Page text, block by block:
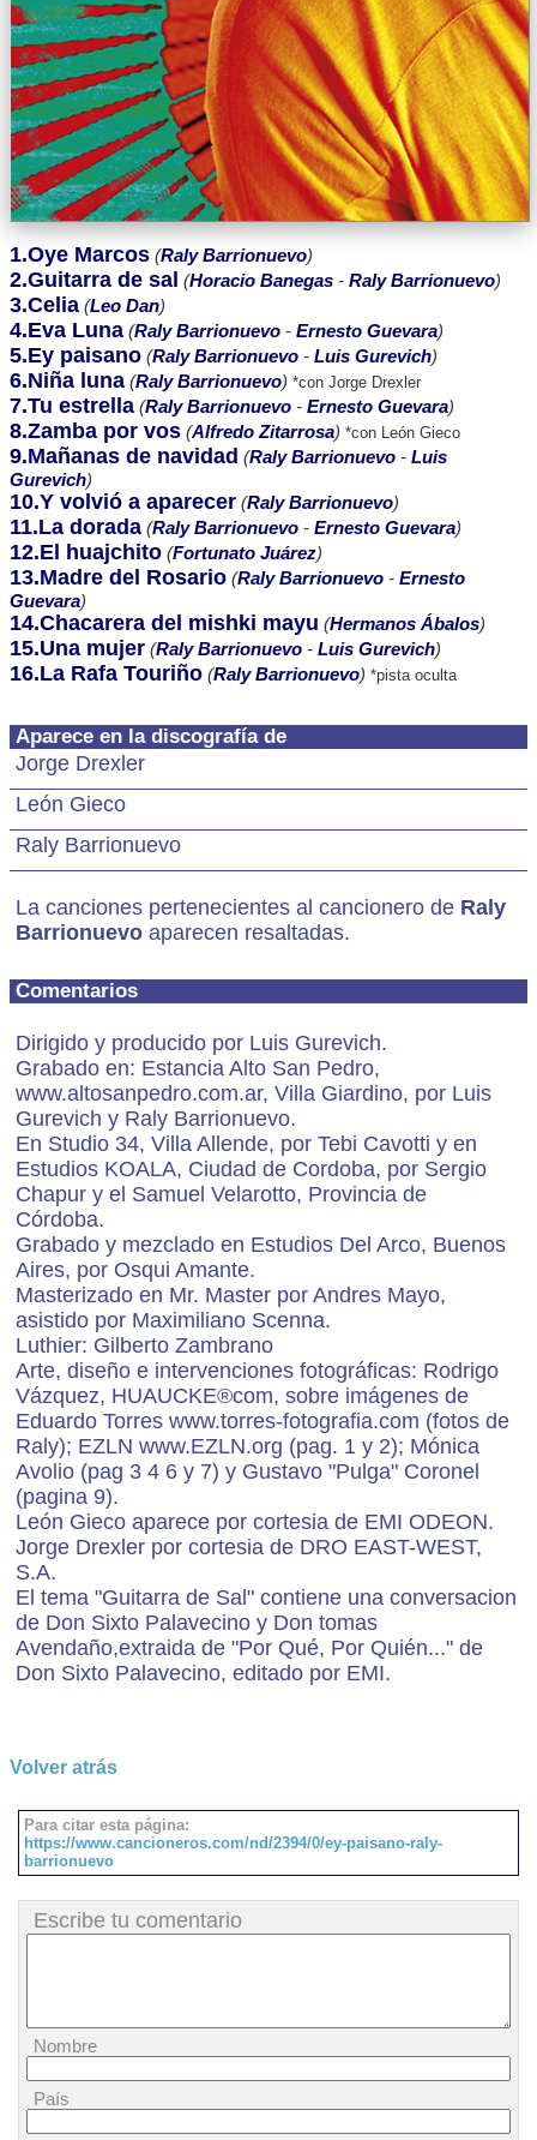
Aparece en la discografía de
Jorge Drexler
León Gieco
Raly Barrionuevo
La canciones pertenecientes al cancionero de Raly
Barrionuevo aparecen resaltadas.
Comentarios
Dirigido y producido por Luis Gurevich.
Grabado en: Estancia Alto San Pedro,
www.altosanpedro.com.ar, Villa Giardino, por Luis
Gurevich y Raly Barrionuevo.
En Studio 34, Villa Allende, por Tebi Cavotti y en
Estudios KOALA, Ciudad de Cordoba, por Sergio
Chapur y el Samuel Velarotto, Provincia de
Córdoba.
Grabado y mezclado en Estudios Del Arco, Buenos
Aires, por Osqui Amante.
Masterizado en Mr. Master por Andres Mayo,
asistido por Maximiliano Scenna.
Luthier: Gilberto Zambrano
Arte, diseño e intervenciones fotográficas: Rodrigo
Vázquez, HUAUCKE®com, sobre imágenes de
Eduardo Torres www.torres-fotografia.com (fotos de
Raly); EZLN www.EZLN.org (pag. 1 y 2); Mónica
Avolio (pag 3 4 6 y 7) y Gustavo "Pulga" Coronel
(pagina 9).
León Gieco aparece por cortesia de EMI ODEON.
Jorge Drexler por cortesia de DRO EAST-WEST,
S.A.
El tema "Guitarra de Sal" contiene una conversacion
de Don Sixto Palavecino y Don tomas
Avendaño,extraida de "Por Qué, Por Quién..." de
Don Sixto Palavecino, editado por EMI.
1.Oye Marcos (Raly Barrionuevo)
2.Guitarra de sal (Horacio Banegas - Raly Barrionuevo)
3.Celia (Leo Dan)
4.Eva Luna (Raly Barrionuevo - Ernesto Guevara)
5.Ey paisano (Raly Barrionuevo - Luis Gurevich)
6.Niña luna (Raly Barrionuevo) *con Jorge Drexler
7.Tu estrella (Raly Barrionuevo - Ernesto Guevara)
8.Zamba por vos (Alfredo Zitarrosa) *con León Gieco
9.Mañanas de navidad (Raly Barrionuevo - Luis
Gurevich)
10.Y volvió a aparecer (Raly Barrionuevo)
11.La dorada (Raly Barrionuevo - Ernesto Guevara)
12.El huajchito (Fortunato Juárez)
13.Madre del Rosario (Raly Barrionuevo - Ernesto
Guevara)
14.Chacarera del mishki mayu (Hermanos Ábalos)
15.Una mujer (Raly Barrionuevo - Luis Gurevich)
16.La Rafa Touriño (Raly Barrionuevo) *pista oculta
Volver atrás
Para citar esta página:
https://www.cancioneros.com/nd/2394/0/ey-paisano-raly-
barrionuevo
Escribe tu comentario
Nombre
País